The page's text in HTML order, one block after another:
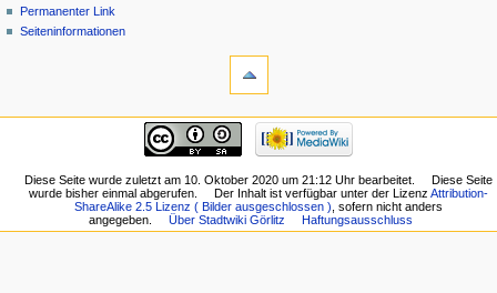
Permanenter Link
Seiten­informationen
Diese Seite wurde zuletzt am 10. Oktober 2020 um 21:12 Uhr bearbeitet.
Diese Seite
wurde bisher einmal abgerufen.
Der Inhalt ist verfügbar unter der LizenzAttribution-
ShareAlike 2.5 Lizenz ( Bilder ausgeschlossen ) , sofern nicht anders
angegeben.
Über Stadtwiki Görlitz Haftungsausschluss